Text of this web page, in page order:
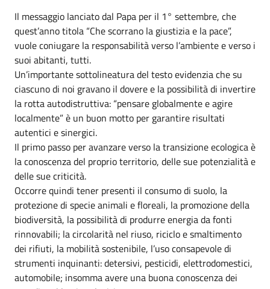
Il messaggio lanciato dal Papa per il 1° settembre, che
quest’anno titola “Che scorrano la giustizia e la pace”,
vuole coniugare la responsabilità verso l’ambiente e verso i
suoi abitanti, tutti.
Un’importante sottolineatura del testo evidenzia che su
ciascuno di noi gravano il dovere e la possibilità di invertire
la rotta autodistruttiva: “pensare globalmente e agire
localmente” è un buon motto per garantire risultati
autentici e sinergici.
Il primo passo per avanzare verso la transizione ecologica è
la conoscenza del proprio territorio, delle sue potenzialità e
delle sue criticità.
Occorre quindi tener presenti il consumo di suolo, la
protezione di specie animali e floreali, la promozione della
biodiversità, la possibilità di produrre energia da fonti
rinnovabili; la circolarità nel riuso, riciclo e smaltimento
dei rifiuti, la mobilità sostenibile, l’uso consapevole di
strumenti inquinanti: detersivi, pesticidi, elettrodomestici,
automobile; insomma avere una buona conoscenza dei